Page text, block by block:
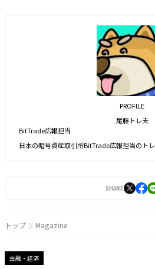
PROFILE
尾藤トレ夫
BitTrade広報担当
日本の暗号資産取引所BitTrade広報担当のト
SHARE
トップ Magazine
金融・経済